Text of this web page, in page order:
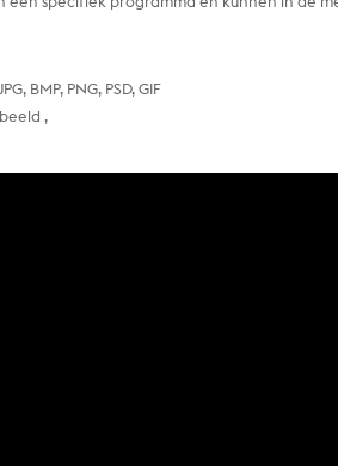
BMP, PNG, PSD, GIF
,